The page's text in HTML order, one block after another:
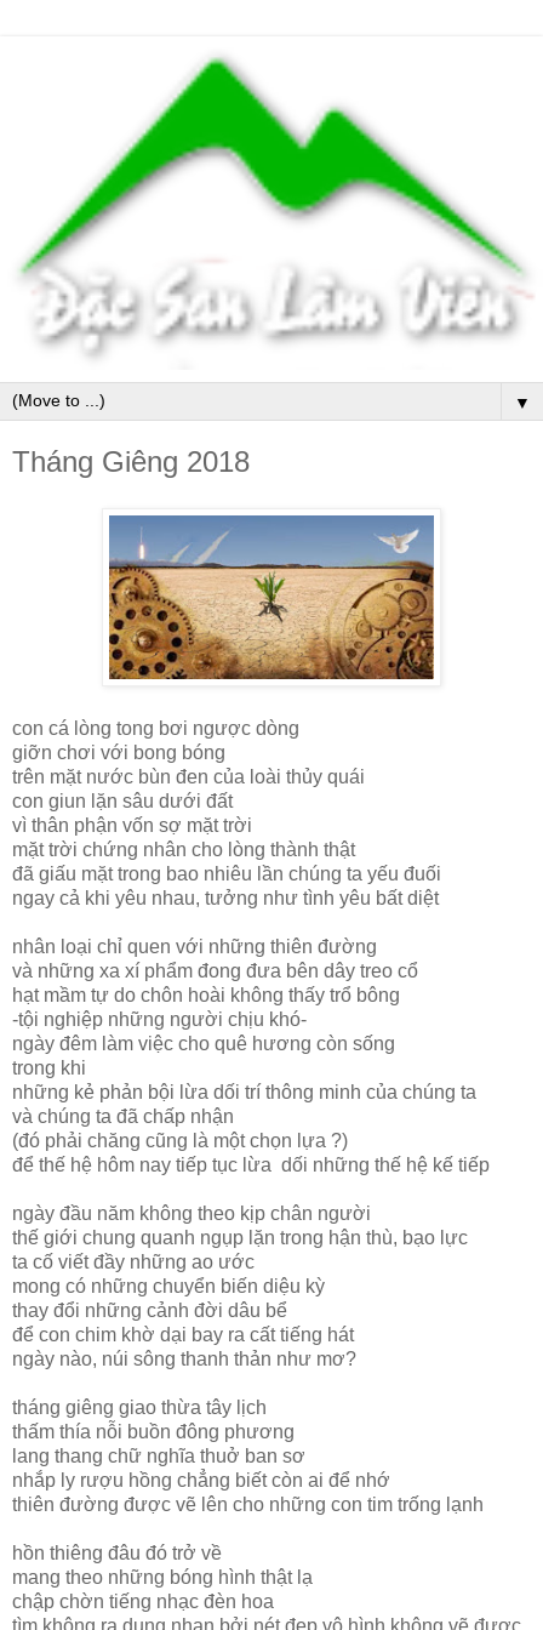
▼
Tháng Giêng 2018
con cá lòng tong bơi ngược dòng
giỡn chơi với bong bóng
trên mặt nước bùn đen của loài thủy quái
con giun lặn sâu dưới đất
vì thân phận vốn sợ mặt trời
mặt trời chứng nhân cho lòng thành thật
đã giấu mặt trong bao nhiêu lần chúng ta yếu đuối
ngay cả khi yêu nhau, tưởng như tình yêu bất diệt
nhân loại chỉ quen với những thiên đường
và những xa xí phẩm đong đưa bên dây treo cổ
hạt mầm tự do chôn hoài không thấy trổ bông
-tội nghiệp những người chịu khó-
ngày đêm làm việc cho quê hương còn sống
trong khi
những kẻ phản bội lừa dối trí thông minh của chúng ta
và chúng ta đã chấp nhận
(đó phải chăng cũng là một chọn lựa ?)
để thế hệ hôm nay tiếp tục lừa dối những thế hệ kế tiếp
ngày đầu năm không theo kịp chân người
thế giới chung quanh ngụp lặn trong hận thù, bạo lực
ta cố viết đầy những ao ước
mong có những chuyển biến diệu kỳ
thay đổi những cảnh đời dâu bể
để con chim khờ dại bay ra cất tiếng hát
ngày nào, núi sông thanh thản như mơ?
tháng giêng giao thừa tây lịch
thấm thía nỗi buồn đông phương
lang thang chữ nghĩa thuở ban sơ
nhắp ly rượu hồng chẳng biết còn ai để nhớ
thiên đường được vẽ lên cho những con tim trống lạnh
hồn thiêng đâu đó trở về
mang theo những bóng hình thật lạ
chập chờn tiếng nhạc đèn hoa